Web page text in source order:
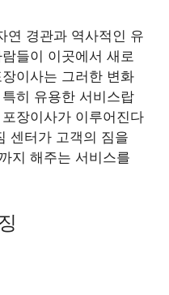
연 경관과 역사적인 유
들이 이곳에서 새로
이사는 그러한 변화
히 유용한 서비스랍
장이사가 이루어진다
센터가 고객의 짐을
지 해주는 서비스를